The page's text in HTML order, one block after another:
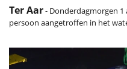
Ter Aar- Donderdagmorgen 1
persoon aangetroffen in het